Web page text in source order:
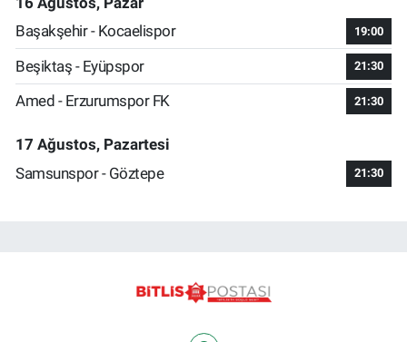
Başakşehir - Kocaelispor
19:00
Beşiktaş - Eyüpspor 21:30
Amed - Erzurumspor FK 21:30
17 Ağustos, Pazartesi
Samsunspor - Göztepe
21:30